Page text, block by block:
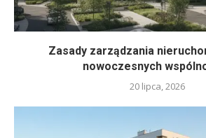
Zasady zarządzania
nowoczesnych
20 lipca, 2026